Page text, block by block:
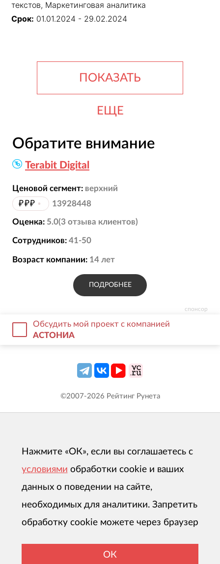
согласованных KPI: нахождение интернет-
магазина в ТОП-10 по согласованным запросам и
текстов, Маркетинговая аналитика
Срок: 01.01.2024 - 29.02.2024
ПОКАЗАТЬ
ЕЩЕ
спонсор
Обратите внимание
Terabit Digital
Ценовой сегмент: верхний
₽₽₽ • 13928448
Оценка: 5.0(3 отзыва клиентов)
Сотрудников: 41-50
Возраст компании: 14 лет
ПОДРОБНЕЕ
Обсудить мой проект с компанией
АСТОНИА
©2007-2026 Рейтинг Рунета
Нажмите «ОК», если вы соглашаетесь с
условиями обработки cookie и ваших
данных о поведении на сайте,
необходимых для аналитики. Запретить
обработку cookie можете через браузер
ОК